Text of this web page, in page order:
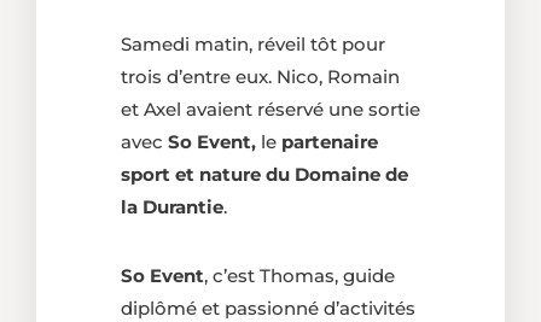
Samedi matin, réveil tôt pour
trois d’entre eux. Nico, Romain
et Axel avaient réservé une sortie
avec So Event, le partenaire
sport et nature du Domaine de
la Durantie.
So Event, c’est Thomas, guide
diplômé et passionné d’activités